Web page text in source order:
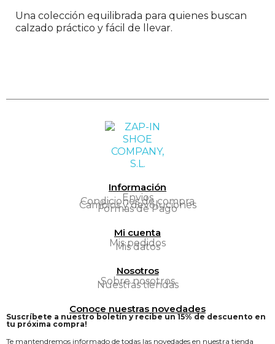
Una colección equilibrada para quienes buscan
calzado práctico y fácil de llevar.
Información
Envios
Condiciones de compra
Cambios y devoluciones
Formas de Pago
Mi cuenta
Mis pedidos
Mis datos
Nosotros
Sobre nosotros
Nuestras tiendas
Conoce nuestras novedades
Suscríbete a nuestro boletín y recibe un 15% de descuento en
tu próxima compra!
Te mantendremos informado de todas las novedades en nuestra tienda